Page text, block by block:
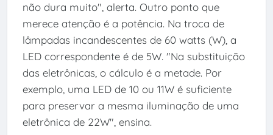
não dura muito", alerta. Outro ponto que
merece atenção é a potência. Na troca de
lâmpadas incandescentes de 60 watts (W), a
LED correspondente é de 5W. "Na substituição
das eletrônicas, o cálculo é a metade. Por
exemplo, uma LED de 10 ou 11W é suficiente
para preservar a mesma iluminação de uma
eletrônica de 22W", ensina.